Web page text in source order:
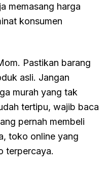
memasang harga
konsumen
Pastikan barang
asli. Jangan
murah yang tak
tertipu, wajib baca
pernah membeli
toko online yang
terpercaya.